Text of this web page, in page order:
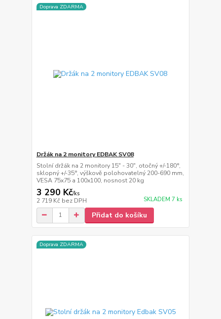
Doprava ZDARMA
Držák na 2 monitory EDBAK SV08
Stolní držák na 2 monitory 15" - 30", otočný +/-180°,
sklopný +/-35°, výškově polohovatelný 200-690 mm,
VESA 75x75 a 100x100, nosnost 20 kg
3 290 Kč/ks
2 719 Kč bez DPH SKLADEM 7 ks
Přidat do košíku
Doprava ZDARMA